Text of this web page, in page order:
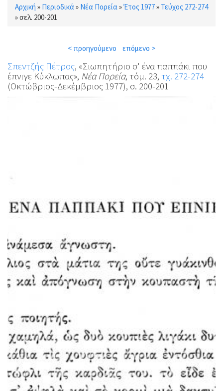
Είστε εδώ
Αρχική » Περιοδικά » Νέα Πορεία »Έτος 1977» Τεύχος 272-274
»σελ. 200-201
< προηγούμενο επόμενο >
Σπεντζής Πέτρος, «Σιωπητήριο σ' ένα παππάκι που
έπνιγε Κύκλωπας», Νέα Πορεία, τόμ. 23, τχ. 272-274
(Οκτώβριος-Δεκέμβριος 1977), σ. 200-201